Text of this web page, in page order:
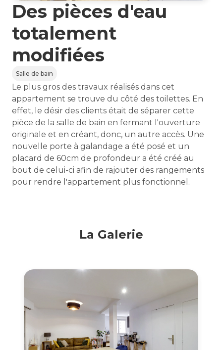
Des pièces d'eau
totalement
modifiées
Salle de bain
Le plus gros des travaux réalisés dans cet
appartement se trouve du côté des toilettes. En
effet, le désir des clients était de séparer cette
pièce de la salle de bain en fermant l'ouverture
originale et en créant, donc, un autre accès. Une
nouvelle porte à galandage a été posé et un
placard de 60cm de profondeur a été créé au
bout de celui-ci afin de rajouter des rangements
pour rendre l'appartement plus fonctionnel.
La Galerie